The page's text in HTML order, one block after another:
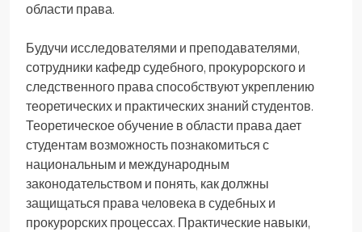
области права.
Будучи исследователями и преподавателями,
сотрудники кафедр судебного, прокурорского и
следственного права способствуют укреплению
теоретических и практических знаний студентов.
Теоретическое обучение в области права дает
студентам возможность познакомиться с
национальным и международным
законодательством и понять, как должны
защищаться права человека в судебных и
прокурорских процессах. Практические навыки,